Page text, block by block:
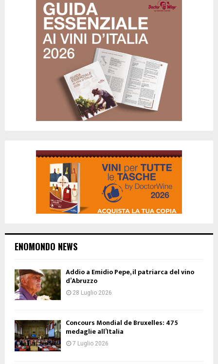
ENOMONDO NEWS
Addio a Emidio Pepe, il patriarca del vino
d’Abruzzo
28 Luglio 2026
Concours Mondial de Bruxelles: 475
medaglie all’Italia
7 Luglio 2026